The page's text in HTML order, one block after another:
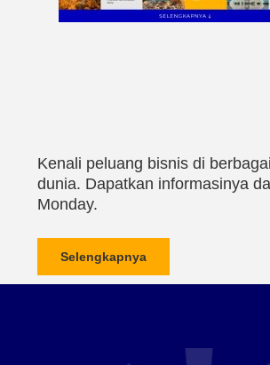
Kenali peluang bisnis di
dunia. Dapatkan informasinya
Monday.
Selengkapnya